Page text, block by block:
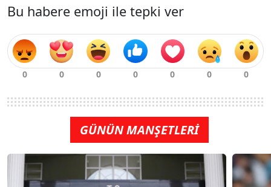
Bu habere emoji ile tepki ver
GÜNÜN MANŞETLERİ